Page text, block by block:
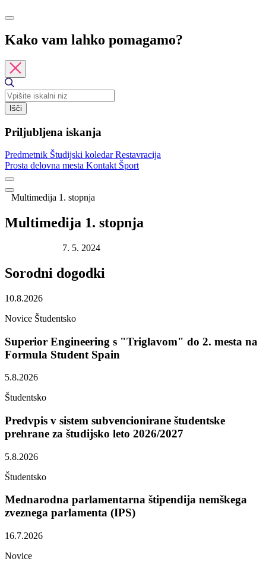
Kako vam lahko pomagamo?
Išči
Priljubljena iskanja
Predmetnik Študijski koledarRestavracija
Prosta delovna mesta Kontakt Šport
Multimedija 1. stopnja
Multimedija 1. stopnja
7. 5. 2024
Sorodni dogodki
10.8.2026
Novice Študentsko
Superior Engineering s "Triglavom" do 2. mesta na
Formula Student Spain
5.8.2026
Študentsko
Predvpis v sistem subvencionirane študentske
prehrane za študijsko leto 2026/2027
5.8.2026
Študentsko
Mednarodna parlamentarna štipendija nemškega
zveznega parlamenta (IPS)
16.7.2026
Novice